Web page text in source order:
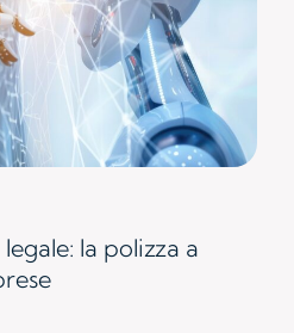
la polizza a